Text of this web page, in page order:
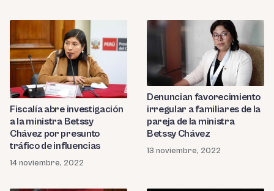
Fiscalía abre investigación
a la ministra Betssy
Chávez por presunto
tráfico de influencias
14 noviembre, 2022
Denuncian favorecimiento
irregular a familiares de la
pareja de la ministra
Betssy Chávez
13 noviembre, 2022